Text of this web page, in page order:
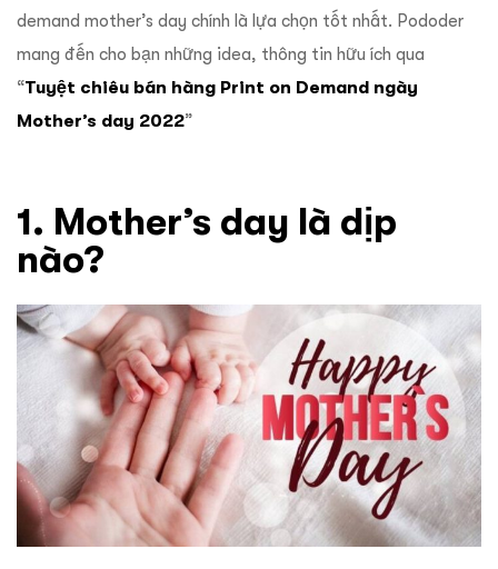
demand mother’s day chính là lựa chọn tốt nhất. Pododer
mang đến cho bạn những idea, thông tin hữu ích qua
“Tuyệt chiêu bán hàng Print on Demand ngày
Mother’s day 2022”
1. Mother’s day là dịp
nào?